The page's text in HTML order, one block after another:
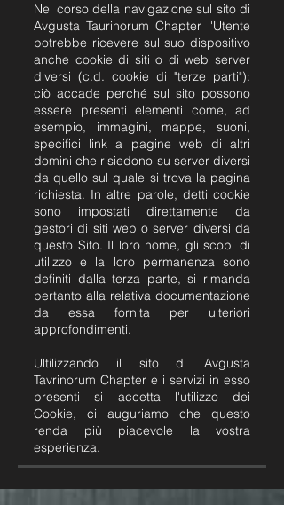
Nel corso della navigazione sul sito di
Avgusta Taurinorum Chapter l'Utente
potrebbe ricevere sul suo dispositivo
anche cookie di siti o di web server
diversi (c.d. cookie di "terze parti"):
ciò accade perché sul sito possono
essere presenti elementi come, ad
esempio, immagini, mappe, suoni,
specifici link a pagine web di altri
domini che risiedono su server diversi
da quello sul quale si trova la pagina
richiesta. In altre parole, detti cookie
sono impostati direttamente da
gestori di siti web o server diversi da
questo Sito. Il loro nome, gli scopi di
utilizzo e la loro permanenza sono
definiti dalla terza parte, si rimanda
pertanto alla relativa documentazione
da essa fornita per ulteriori
approfondimenti.
Ultilizzando il sito di Avgusta
Tavrinorum Chapter e i servizi in esso
presenti si accetta l'utilizzo dei
Cookie, ci auguriamo che questo
renda più piacevole la vostra
esperienza.